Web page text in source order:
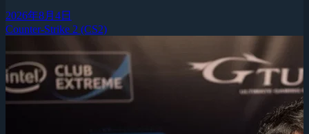
2026年8月4日
Counter-Strike 2 (CS2)